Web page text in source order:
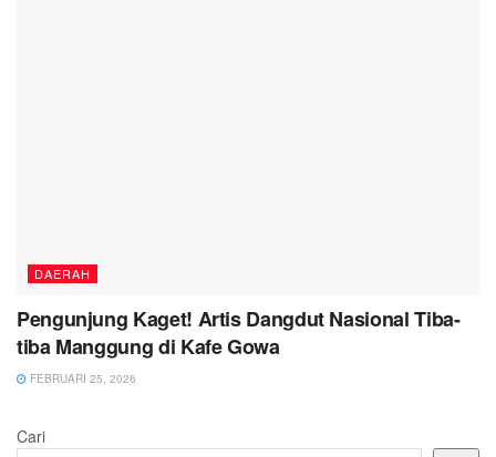
DAERAH
Pengunjung Kaget! Artis Dangdut Nasional Tiba-
tiba Manggung di Kafe Gowa
FEBRUARI 25, 2026
Cari